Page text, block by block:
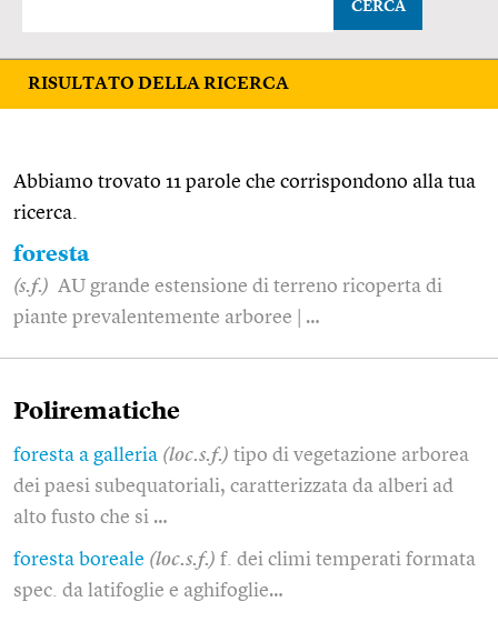
CERCA
RISULTATO DELLA RICERCA
Abbiamo trovato 11 parole che corrispondono alla tua
ricerca.
foresta
(s.f.) AU grande estensione di terreno ricoperta di
piante prevalentemente arboree | …
Polirematiche
foresta a galleria (loc.s.f.) tipo di vegetazione arborea
dei paesi subequatoriali, caratterizzata da alberi ad
alto fusto che si …
foresta boreale (loc.s.f.) f. dei climi temperati formata
spec. da latifoglie e aghifoglie…